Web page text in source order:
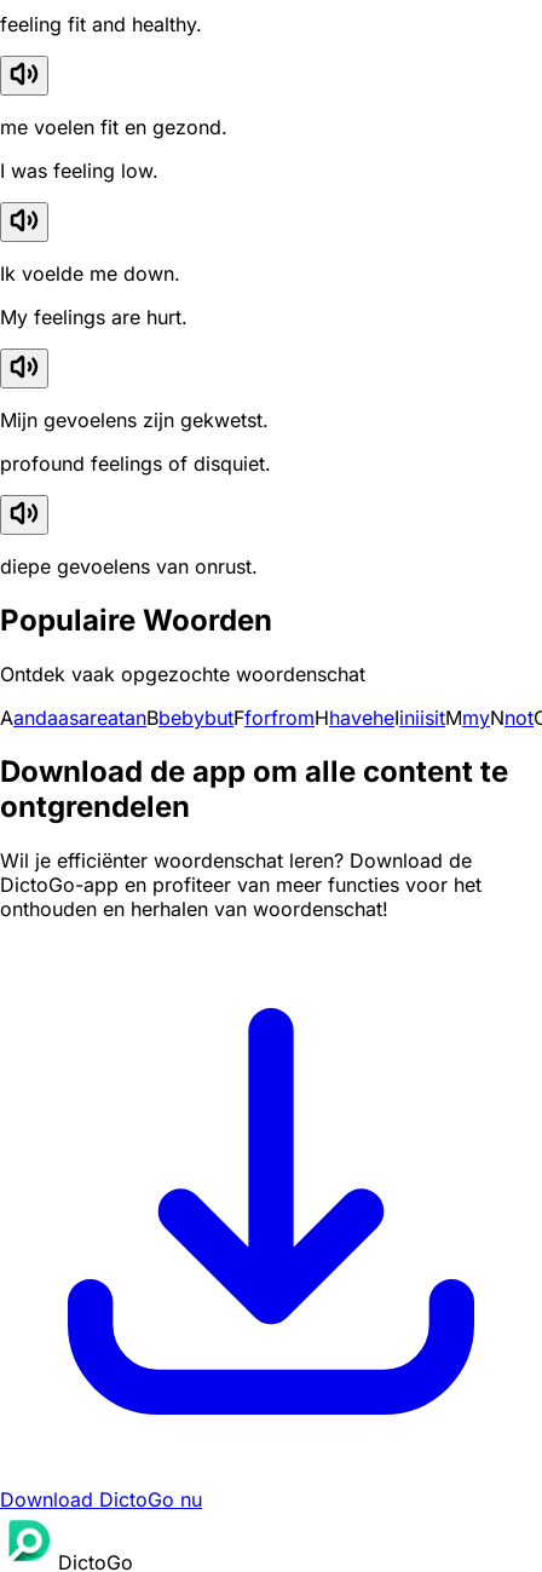
feeling fit and healthy.
me voelen fit en gezond.
I was feeling low.
Ik voelde me down.
My feelings are hurt.
Mijn gevoelens zijn gekwetst.
profound feelings of disquiet.
diepe gevoelens van onrust.
Populaire Woorden
Ontdek vaak opgezochte woordenschat
AandaasareatanBbebybutFforfromHhaveheIiniisitMmyNnot
Download de app om alle content te
ontgrendelen
Wil je efficiënter woordenschat leren? Download de
DictoGo-app en profiteer van meer functies voor het
onthouden en herhalen van woordenschat!
Download DictoGo nu
DictoGo